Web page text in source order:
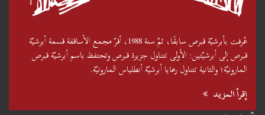
عُرفت بأبرشيّة قبرص سابقًا، ثمّ سنة 1988، أقرّ مجمع الأساقفة قسمة أبرشيّة
قبرص إلى أبرشيّتين: الأولى تتناول جزيرة قبرص وتحتفظ باسم أبرشيّة قبرص
المارونيّة؛ والثانية تتناول رعايا أبرشيّة أنطلياس المارونيّة.
إقرأ المزيد